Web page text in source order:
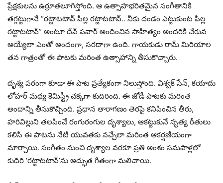
ప్రేక్షకులను ఉర్రూతలూగిస్తోంది. ఆ ఉత్సాహభరితమైన సంగీతానికి
తగ్గట్టుగానే “రట్టాటటావ్ పిల్ల రట్టాటటావ్.. నీకు దండం ఎట్టుకుంట పిల్ల
రట్టాటటావ్” అంటూ దేవ్ పవార్ అందించిన సాహిత్యం అందరికీ చేరువ
అయ్యేలా ఎంతో అందంగా, సరదాగా ఉంది. గాయకుడు రామ్ మిరియాల
తన గాత్రంతో ఈ పాటకు మరింత ఉత్సాహాన్ని తీసుకొచ్చారు.
దృశ్య పరంగా కూడా ఈ పాట ప్రత్యేకంగా నిలుస్తోంది. విశ్వక్ సేన్, కయాదు
లోహర్‌ మధ్య కెమిస్ట్రీ చక్కగా కుదిరింది. ఈ జోడీ పాటకు మరింత
అందాన్ని తీసుకొచ్చింది. ప్రధాన తారాగణం తెరపై కనిపించిన తీరు,
హరివిల్లుని తలపించే రంగురంగుల దృశ్యాలు, ఆకట్టుకునే నృత్య రీతులు
కలిసి ఈ పాటను నేటి యువతకు నచ్చేలా మరింత ఆకర్షణీయంగా
మార్చాయి. సంగీతం నుంచి దృశ్యాల వరకూ ప్రతి అంశం సమపాళ్లలో
కుదిరి ‘రట్టాటటావ్’ను అద్భుత గీతంగా మలిచాయి.